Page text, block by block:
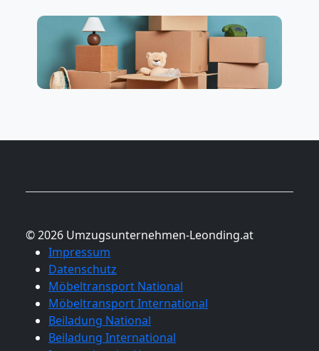
© 2026 Umzugsunternehmen-Leonding.at
Impressum
Datenschutz
Möbeltransport National
Möbeltransport International
Beiladung National
Beiladung International